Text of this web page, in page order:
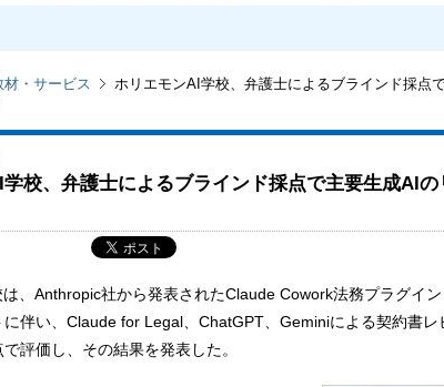
材・サービス
ホリエモンAI学校、弁護士によるブラインド採点
校、弁護士によるブラインド採点で主要生成AI
、Anthropic社から発表されたClaude Cowork法務プラグイ
伴い、Claude for Legal、ChatGPT、Geminiによる契約書レ
評価し、その結果を発表した。